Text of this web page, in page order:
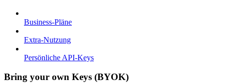
Business-Pläne
Extra-Nutzung
Persönliche API-Keys
Bring your own Keys (BYOK)